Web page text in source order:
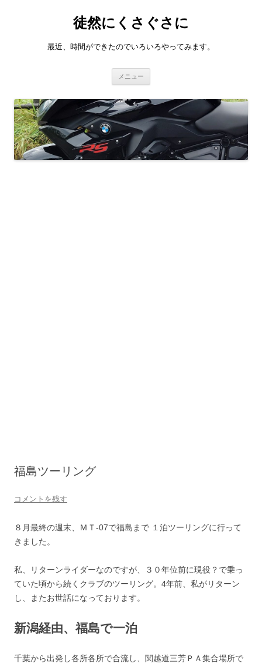
徒然にくさぐさに
最近、時間ができたのでいろいろやってみます。
メニュー
ツ
ス
キ
ッ
プ
福島ツーリング
コメントを残す
８月最終の週末、ＭＴ-07で福島まで １泊ツーリングに行って
きました。
私、リターンライダーなのですが、３０年位前に現役？で乗っ
ていた頃から続くクラブのツーリング。4年前、私がリターン
し、またお世話になっております。
新潟経由、福島で一泊
千葉から出発し各所各所で合流し、関越道三芳ＰＡ集合場所で